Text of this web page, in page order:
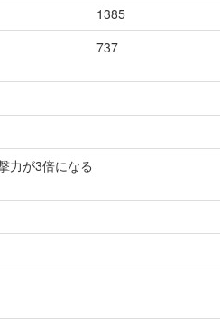
1385
737
力が3倍になる